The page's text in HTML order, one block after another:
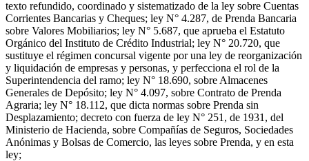
texto refundido, coordinado y sistematizado de la ley sobre Cuentas
Corrientes Bancarias y Cheques; ley N° 4.287, de Prenda Bancaria
sobre Valores Mobiliarios; ley N° 5.687, que aprueba el Estatuto
Orgánico del Instituto de Crédito Industrial; ley N° 20.720, que
sustituye el régimen concursal vigente por una ley de reorganización
y liquidación de empresas y personas, y perfecciona el rol de la
Superintendencia del ramo; ley N° 18.690, sobre Almacenes
Generales de Depósito; ley N° 4.097, sobre Contrato de Prenda
Agraria; ley N° 18.112, que dicta normas sobre Prenda sin
Desplazamiento; decreto con fuerza de ley N° 251, de 1931, del
Ministerio de Hacienda, sobre Compañías de Seguros, Sociedades
Anónimas y Bolsas de Comercio, las leyes sobre Prenda, y en esta
ley;